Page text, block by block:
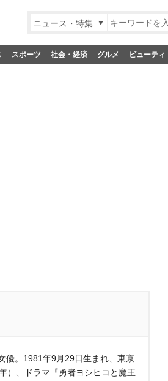
ニュース・特集
スポーツ 社会・経済 グルメ ビューティ
。1981年9月29日生まれ、東京
）、ドラマ『勇者ヨシヒコと魔王